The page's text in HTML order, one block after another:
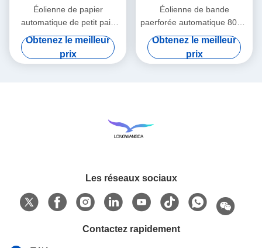
Éolienne de papier
automatique de petit pain
d'éolienne de bande
Obtenez le meilleur
prix
Éolienne de bande
paerforée automatique 80cm
x 45cm x 55cm
Obtenez le meilleur
prix
Les réseaux sociaux
Contactez rapidement